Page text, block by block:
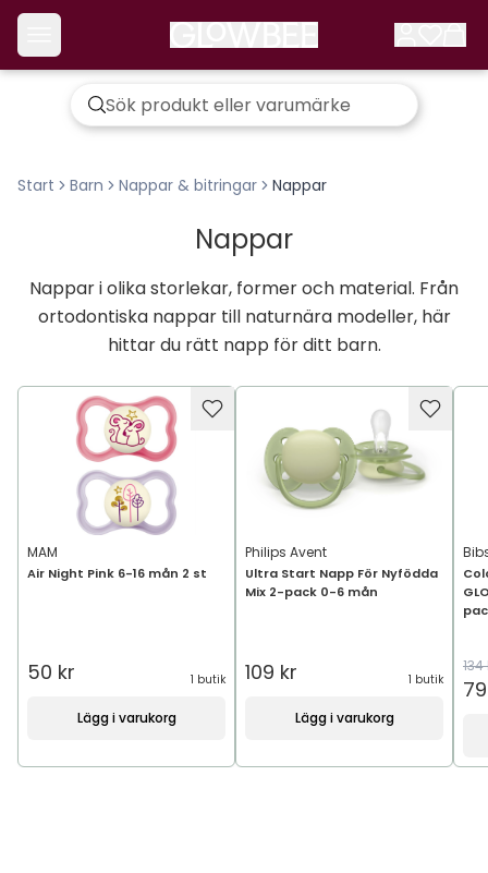
Start Barn Nappar & bitringar Nappar
Nappar
Nappar i olika storlekar, former och material. Från
ortodontiska nappar till naturnära modeller, här
hittar du rätt napp för ditt barn.
MAM
Air Night Pink 6-16 mån 2 st
50 kr 1 butik
Lägg i varukorg
Philips Avent
Ultra Start Napp För Nyfödda
Mix 2-pack 0-6 mån
109 kr 1 butik
Lägg i varukorg
134